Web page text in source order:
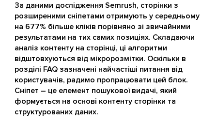
За даними дослідження Semrush, сторінки з
розширеними сніпетами отримують у середньому
на 677% більше кліків порівняно зі звичайними
результатами на тих самих позиціях. Складаючи
аналіз контенту на сторінці, ці алгоритми
відштовхуються від мікророзмітки. Оскільки в
розділі FAQ зазначені найчастіші питання від
користувачів, радимо пропрацювати цей блок.
Сніпет – це елемент пошукової видачі, який
формується на основі контенту сторінки та
структурованих даних.